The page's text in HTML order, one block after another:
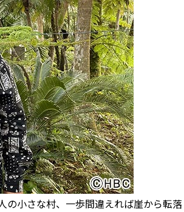
小さな村、一歩間違えれば崖から転落